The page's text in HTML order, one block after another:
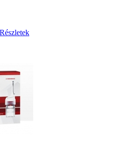
Részletek